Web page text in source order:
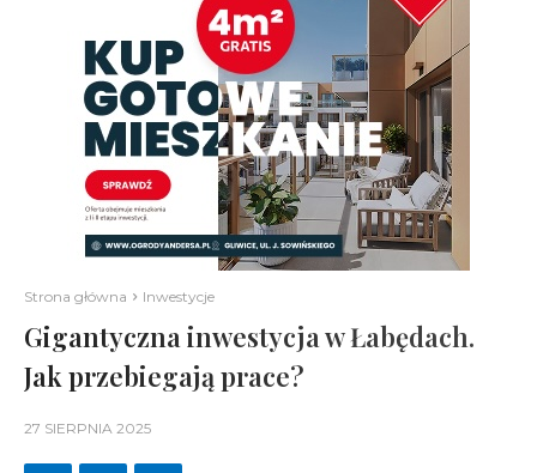
Strona główna Inwestycje
Gigantyczna inwestycja w Łabędach.
Jak przebiegają prace?
27 SIERPNIA 2025